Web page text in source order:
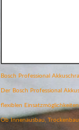
Bosch Professional
Der Bosch Professional
flexiblen
Ob Innenausbau,